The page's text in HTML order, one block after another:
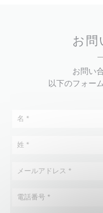
お問
お問い
以下のフォー